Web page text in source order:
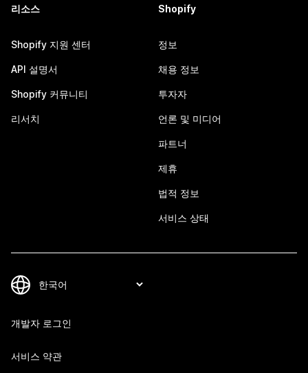
리소스
Shopify 지원 센터
API 설명서
Shopify 커뮤니티
리서치
Shopify
정보
채용 정보
투자자
언론 및 미디어
파트너
제휴
법적 정보
서비스 상태
개발자 로그인
서비스 약관